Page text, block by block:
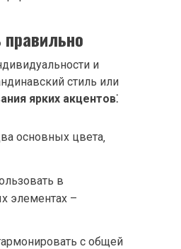
правильно
и
стиль или
ярких акцентов⁚
основных цвета‚
в
элементах –
с общей